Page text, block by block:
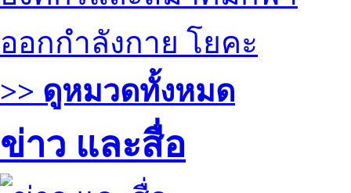
ออกกำลังกาย โยคะ
>> ดูหมวดทั้งหมด
ข่าว และสื่อ